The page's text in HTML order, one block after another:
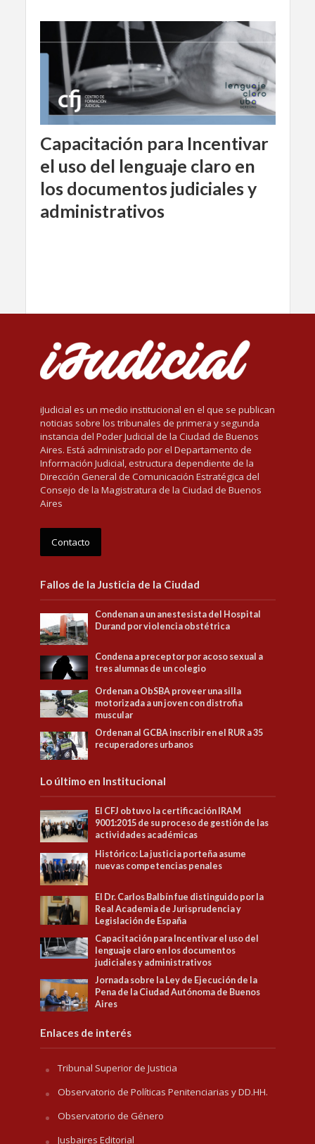
Capacitación para Incentivar
el uso del lenguaje claro en
los documentos judiciales y
administrativos
iJudicial es un medio institucional en el que se publican
noticias sobre los tribunales de primera y segunda
instancia del Poder Judicial de la Ciudad de Buenos
Aires. Está administrado por el Departamento de
Información Judicial, estructura dependiente de la
Dirección General de Comunicación Estratégica del
Consejo de la Magistratura de la Ciudad de Buenos
Aires
Contacto
Fallos de la Justicia de la Ciudad
Condenan a un anestesista del Hospital
Durand por violencia obstétrica
Condena a preceptor por acoso sexual a
tres alumnas de un colegio
Ordenan a ObSBA proveer una silla
motorizada a un joven con distrofia
muscular
Ordenan al GCBA inscribir en el RUR a 35
recuperadores urbanos
Lo último en Institucional
El CFJ obtuvo la certificación IRAM
9001:2015 de su proceso de gestión de las
actividades académicas
Histórico: La justicia porteña asume
nuevas competencias penales
El Dr. Carlos Balbín fue distinguido por la
Real Academia de Jurisprudencia y
Legislación de España
Capacitación para Incentivar el uso del
lenguaje claro en los documentos
judiciales y administrativos
Jornada sobre la Ley de Ejecución de la
Pena de la Ciudad Autónoma de Buenos
Aires
Enlaces de interés
Tribunal Superior de Justicia
Observatorio de Políticas Penitenciarias y DD.HH.
Observatorio de Género
Jusbaires Editorial